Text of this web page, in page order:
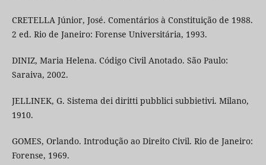
CRETELLA Júnior, José. Comentários à Constituição de 1988.
2 ed. Rio de Janeiro: Forense Universitária, 1993.
DINIZ, Maria Helena. Código Civil Anotado. São Paulo:
Saraiva, 2002.
JELLINEK, G. Sistema dei diritti pubblici subbietivi. Milano,
1910.
GOMES, Orlando. Introdução ao Direito Civil. Rio de Janeiro:
Forense, 1969.